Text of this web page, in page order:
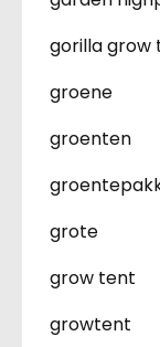
gorilla grow
groene
groenten
grote
grow tent
growtent